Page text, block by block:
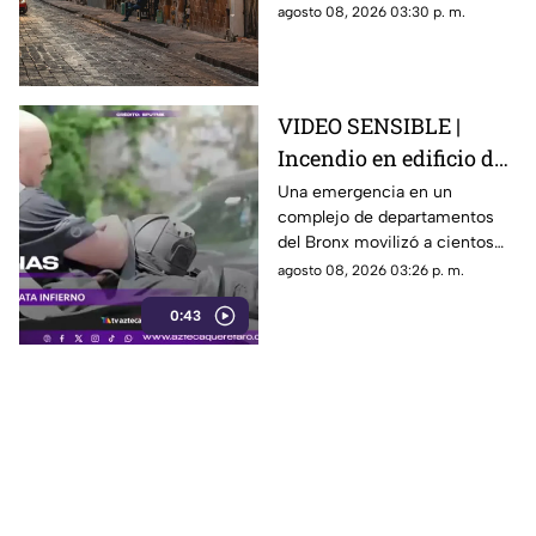
Corregidora, pero los
agosto 08, 2026 03:30 p. m.
0:43
VIDEO SENSIBLE |
Incendio en edificio de
Nueva York deja un
mu3rto y 14 heridos
Una emergencia en un
complejo de departamentos
del Bronx movilizó a cientos
de bomberos y dejó víctimas
agosto 08, 2026 03:26 p. m.